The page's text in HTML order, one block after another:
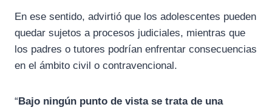
En ese sentido, advirtió que los adolescentes pueden
quedar sujetos a procesos judiciales, mientras que
los padres o tutores podrían enfrentar consecuencias
en el ámbito civil o contravencional.
“Bajo ningún punto de vista se trata de una